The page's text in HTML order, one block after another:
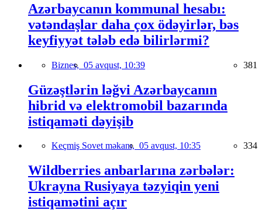
Azərbaycanın kommunal hesabı:
vətəndaşlar daha çox ödəyirlər, bəs
keyfiyyət tələb edə bilirlərmi?
Biznes, 05 avqust, 10:39 381
Güzəştlərin ləğvi Azərbaycanın
hibrid və elektromobil bazarında
istiqaməti dəyişib
Keçmiş Sovet məkanı, 05 avqust, 10:35 334
Wildberries anbarlarına zərbələr:
Ukrayna Rusiyaya təzyiqin yeni
istiqamətini açır